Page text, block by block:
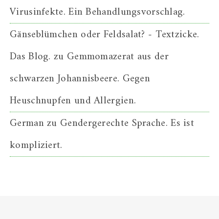
Virusinfekte. Ein Behandlungsvorschlag.
Gänseblümchen oder Feldsalat? - Textzicke.
Das Blog. zu Gemmomazerat aus der
schwarzen Johannisbeere. Gegen
Heuschnupfen und Allergien.
Germanzu Gendergerechte Sprache. Es ist
kompliziert.